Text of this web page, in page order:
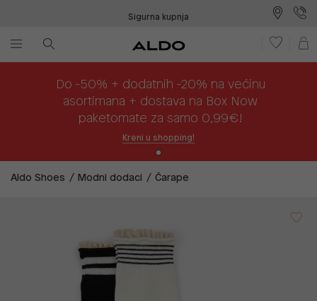
Sigurna kupnja
Do -50% + dodatnih -20% na većinu
asortimana + dostava na Box Now
paketomate za samo 0,99€!
Kreni u shopping!
Aldo Shoes Modni dodaci Čarape